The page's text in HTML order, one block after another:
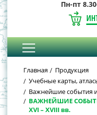
Пн-пт
Главная
Продукция
Учебные карты,
Важнейшие события
ВАЖНЕЙШИЕ
XVI – XVIII вв.